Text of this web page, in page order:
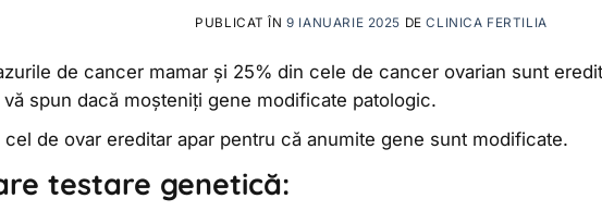
PUBLICAT ÎN9 IANUARIE 2025 DECLINICA FERTILIA
de cancer mamar și 25% din cele de cancer ovarian sunt
spun dacă moșteniți gene modificate patologic.
cel de ovar ereditar apar pentru că anumite gene sunt modificate.
testare genetică: